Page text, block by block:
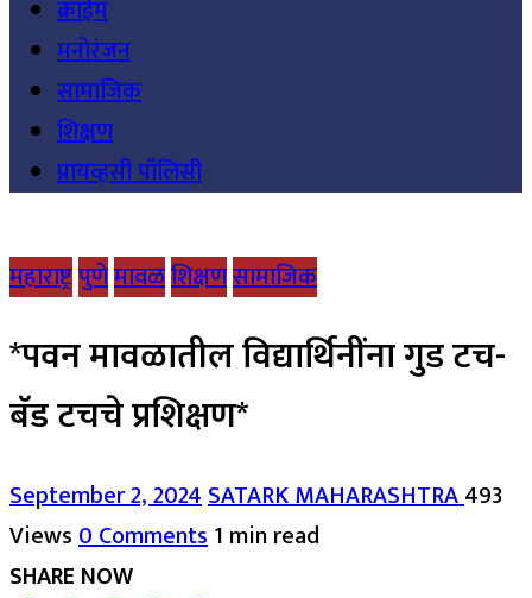
क्राईम
मनोरंजन
सामाजिक
शिक्षण
प्रायव्हसी पॉलिसी
महाराष्ट्रपुणेमावळशिक्षणसामाजिक
*पवन मावळातील विद्यार्थिनींना गुड टच-
बॅड टचचे प्रशिक्षण*
September 2, 2024SATARK MAHARASHTRA493
Views0 Comments1 min read
SHARE NOW